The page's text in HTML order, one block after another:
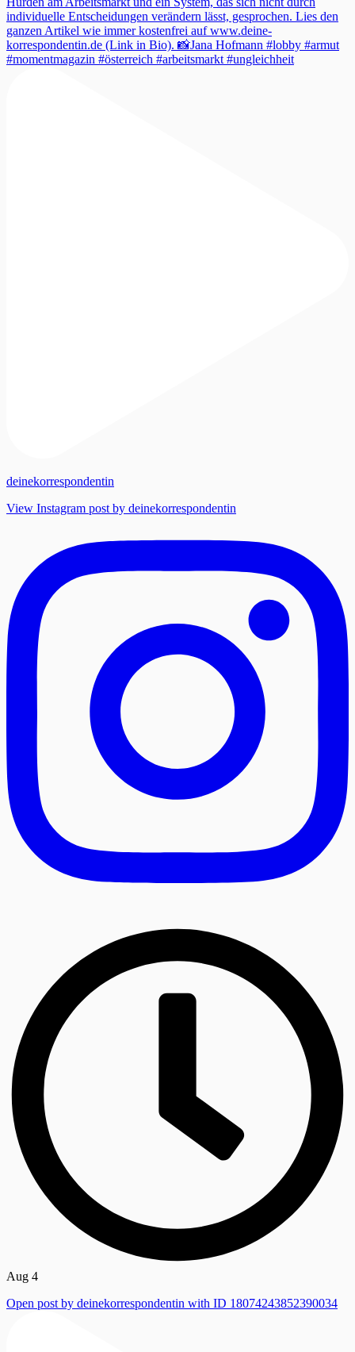
deinekorrespondentin
View Instagram post by deinekorrespondentin
Aug 4
Open post by deinekorrespondentin with ID 18074243852390034